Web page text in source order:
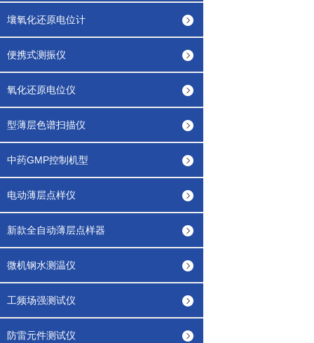
壤氧化还原电位计
便携式测振仪
氧化还原电位仪
型薄层色谱扫描仪
中药GMP控制机型
电动薄层点样仪
新款全自动薄层点样器
微机钢水测温仪
工频场强测试仪
防雷元件测试仪